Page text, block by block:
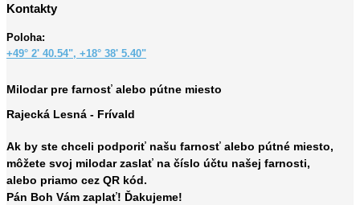
Kontakty
Poloha:
+49° 2' 40.54", +18° 38' 5.40"
Milodar pre farnosť alebo pútne miesto
Rajecká Lesná - Frívald
Ak by ste chceli podporiť našu farnosť alebo pútné miesto,
môžete svoj milodar zaslať na číslo účtu našej farnosti,
alebo priamo cez QR kód.
Pán Boh Vám zaplať! Ďakujeme!